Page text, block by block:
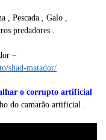
, Pescada , Galo ,
predadores .
–
shad-matador/
o corrupto artificial
do camarão artificial .